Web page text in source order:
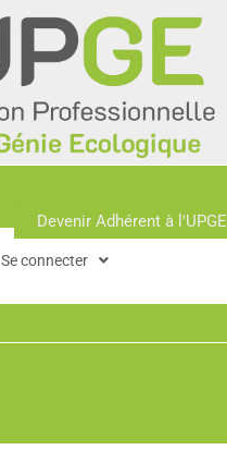
Devenir Adhérent à l'UPGE​
Se connecter